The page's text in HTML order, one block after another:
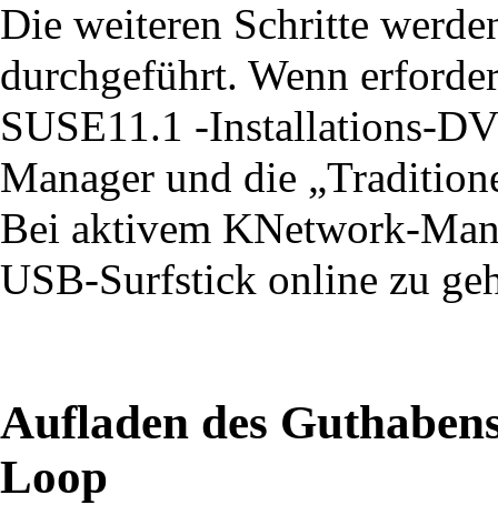
Die weiteren Schritte
durchgeführt. Wenn
SUSE11.1 -Installations-
Manager und die
Bei aktivem KNetwork-
USB-Surfstick online zu
Aufladen des
Loop